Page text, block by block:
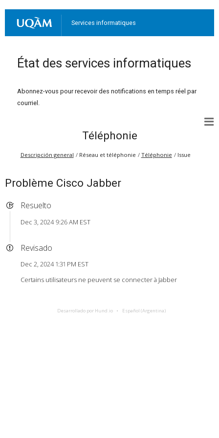
Services informatiques
État des services informatiques
Abonnez-vous pour recevoir des notifications en temps réel par
courriel.
Téléphonie
Descripción general Réseau et téléphonie Téléphonie Issue
Problème Cisco Jabber
Resuelto
Dec 3, 2024 9:26 AM EST
Revisado
Dec 2, 2024 1:31 PM EST
Certains utilisateurs ne peuvent se connecter à Jabber
Desarrollado por Hund.io Español (Argentina)